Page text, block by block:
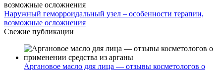
Наружный геморроидальный узел – особенности терапии,
возможные осложнения
Свежие публикации
Аргановое масло для лица — отзывы косметологов о